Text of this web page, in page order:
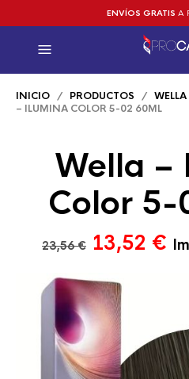
ENVÍOS GRATIS A
INICIO / PRODUCTOS / WELLA
– ILUMINA COLOR 5-02 60ML
Wella –
Color 5-
23,56€ El
original
era:
23,56 €.
13,52 € El